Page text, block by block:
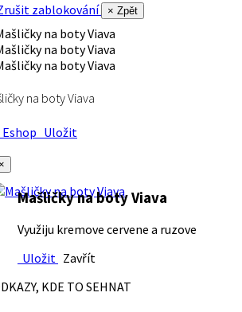
zablokování
× Zpět
na boty Viava
Uložit
Mašličky na boty Viava
Využiju kremove cervene a ruzove
Uložit Zavřít
KDE TO SEHNAT